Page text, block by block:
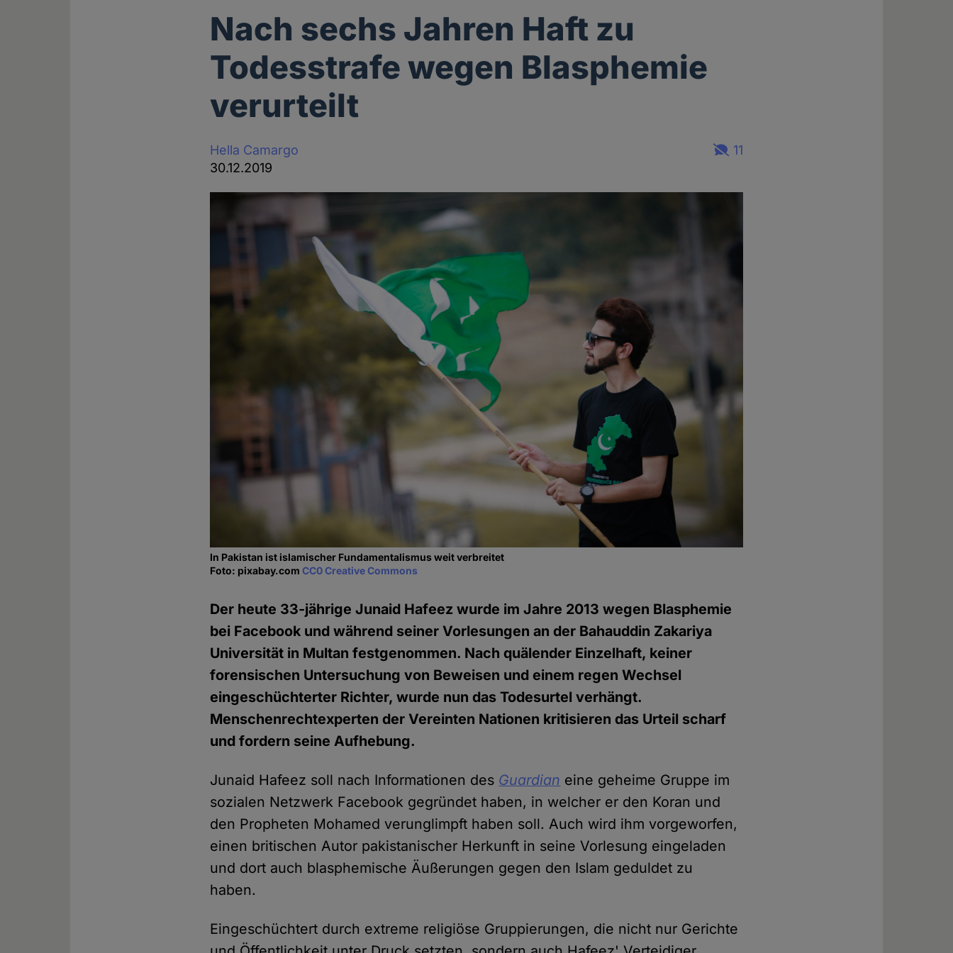
Nach sechs Jahren Haft zu
Todesstrafe wegen Blasphemie
verurteilt
Hella Camargo
30.12.2019
11
In Pakistan ist islamischer Fundamentalismus weit verbreitet
Foto: pixabay.comCC0 Creative Commons
Der heute 33-jährige Junaid Hafeez wurde im Jahre 2013 wegen Blasphemie
bei Facebook und während seiner Vorlesungen an der Bahauddin Zakariya
Universität in Multan festgenommen. Nach quälender Einzelhaft, keiner
forensischen Untersuchung von Beweisen und einem regen Wechsel
eingeschüchterter Richter, wurde nun das Todesurtel verhängt.
Menschenrechtexperten der Vereinten Nationen kritisieren das Urteil scharf
und fordern seine Aufhebung.
Junaid Hafeez soll nach Informationen des Guardian eine geheime Gruppe im
sozialen Netzwerk Facebook gegründet haben, in welcher er den Koran und
den Propheten Mohamed verunglimpft haben soll. Auch wird ihm vorgeworfen,
einen britischen Autor pakistanischer Herkunft in seine Vorlesung eingeladen
und dort auch blasphemische Äußerungen gegen den Islam geduldet zu
haben.
Eingeschüchtert durch extreme religiöse Gruppierungen, die nicht nur Gerichte